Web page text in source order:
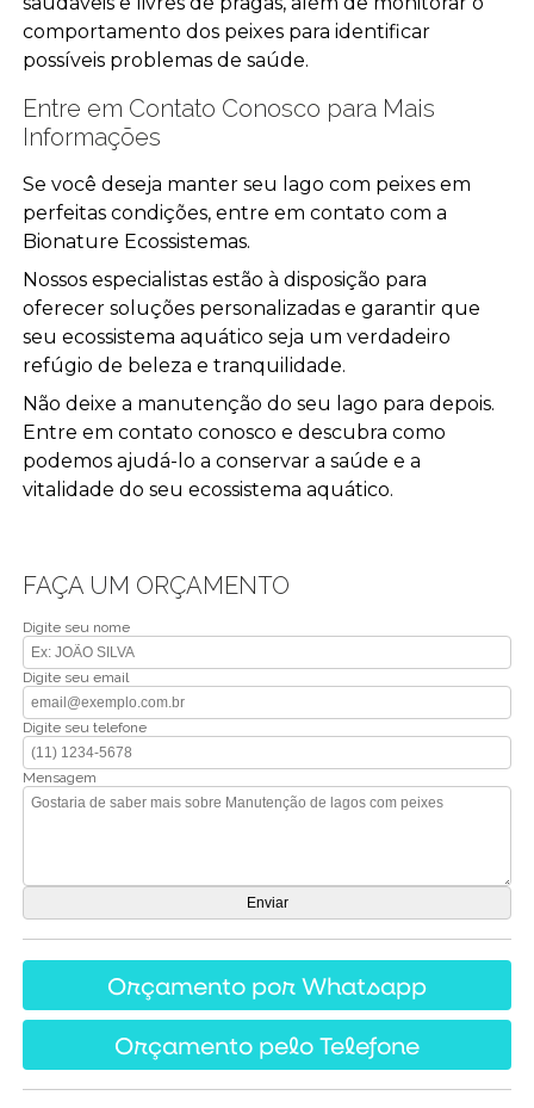
comportamento dos peixes para identificar
possíveis problemas de saúde.
Entre em Contato Conosco para Mais
Informações
Se você deseja manter seu lago com peixes em
perfeitas condições, entre em contato com a
Bionature Ecossistemas.
Nossos especialistas estão à disposição para
oferecer soluções personalizadas e garantir que
seu ecossistema aquático seja um verdadeiro
refúgio de beleza e tranquilidade.
Não deixe a manutenção do seu lago para depois.
Entre em contato conosco e descubra como
podemos ajudá-lo a conservar a saúde e a
vitalidade do seu ecossistema aquático.
FAÇA UM ORÇAMENTO
Digite seu nome
Digite seu email
Digite seu telefone
Mensagem
Orçamento por Whatsapp
Orçamento pelo Telefone